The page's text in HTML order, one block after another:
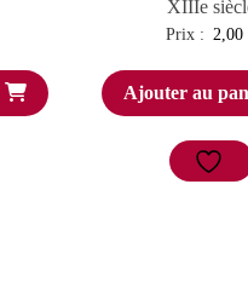
XIIIe
Prix : 2,00
Ajouter au